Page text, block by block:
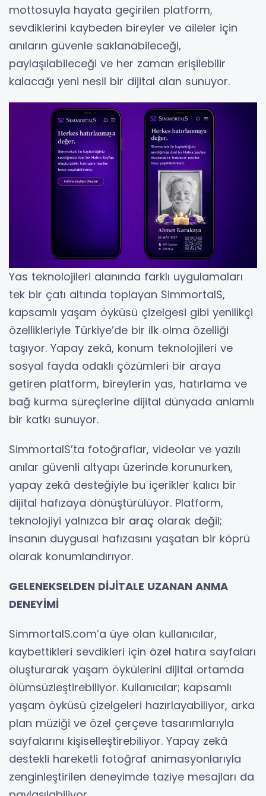
mottosuyla hayata geçirilen platform,
sevdiklerini kaybeden bireyler ve aileler için
anıların güvenle saklanabileceği,
paylaşılabileceği ve her zaman erişilebilir
kalacağı yeni nesil bir dijital alan sunuyor.
Yas teknolojileri alanında farklı uygulamaları
tek bir çatı altında toplayan SimmortalS,
kapsamlı yaşam öyküsü çizelgesi gibi yenilikçi
özellikleriyle Türkiye’de bir ilk olma özelliği
taşıyor. Yapay zekâ, konum teknolojileri ve
sosyal fayda odaklı çözümleri bir araya
getiren platform, bireylerin yas, hatırlama ve
bağ kurma süreçlerine dijital dünyada anlamlı
bir katkı sunuyor.
SimmortalS’ta fotoğraflar, videolar ve yazılı
anılar güvenli altyapı üzerinde korunurken,
yapay zekâ desteğiyle bu içerikler kalıcı bir
dijital hafızaya dönüştürülüyor. Platform,
teknolojiyi yalnızca bir araç olarak değil;
insanın duygusal hafızasını yaşatan bir köprü
olarak konumlandırıyor.
GELENEKSELDEN DİJİTALE UZANAN ANMA
DENEYİMİ
SimmortalS.com’a üye olan kullanıcılar,
kaybettikleri sevdikleri için özel hatıra sayfaları
oluşturarak yaşam öykülerini dijital ortamda
ölümsüzleştirebiliyor. Kullanıcılar; kapsamlı
yaşam öyküsü çizelgeleri hazırlayabiliyor, arka
plan müziği ve özel çerçeve tasarımlarıyla
sayfalarını kişiselleştirebiliyor. Yapay zekâ
destekli hareketli fotoğraf animasyonlarıyla
zenginleştirilen deneyimde taziye mesajları da